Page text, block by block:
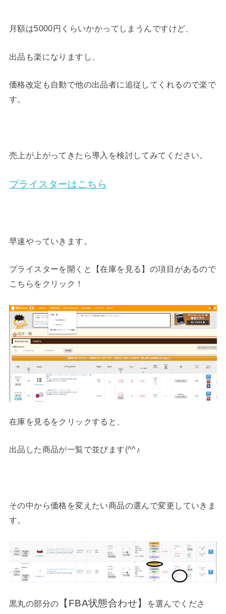
月額は5000円くらいかかってしまうんですけど、
出品も楽になりますし、
価格改定も自動で他の出品者に追従してくれるので楽で
す。
売上が上がってきたら導入を検討してみてください。
プライスターはこちら
早速やっていきます。
プライスターを開くと【在庫を見る】の項目があるので
こちらをクリック！
在庫を見るをクリックすると、
出品した商品が一覧で並びます(^^♪
その中から価格を変えたい商品の選んで変更していきま
す。
黒丸の部分の 【FBA状態合わせ】 を選んでくださ